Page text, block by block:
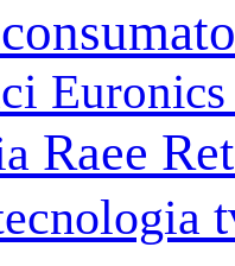
Raee